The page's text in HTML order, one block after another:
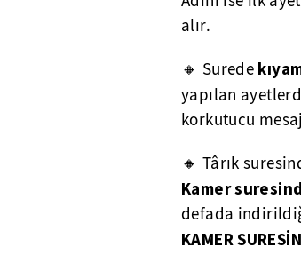
alır.
🔸 Surede
yapılan
korkutucu
🔸 Târık
Kamer
defada
KAMER